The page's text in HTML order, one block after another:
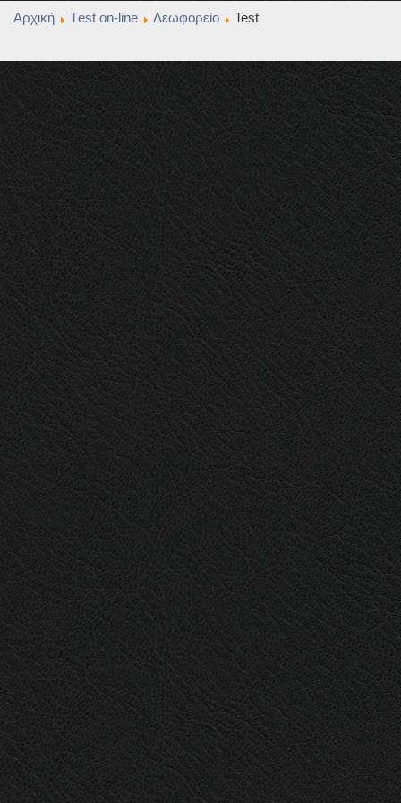
Αρχική Τest οn-line Λεωφορείο Test